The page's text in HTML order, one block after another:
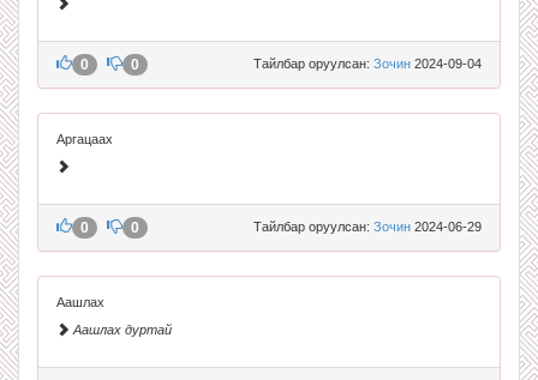
Тайлбар оруулсан: Зочин 2024-09-04
0 0
Аргацаах
Тайлбар оруулсан: Зочин 2024-06-29
0 0
Аашлах
Аашлах дуртай